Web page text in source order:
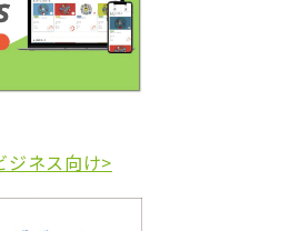
ジネス向け>